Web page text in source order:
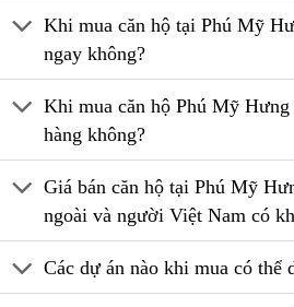
Khi mua căn hộ tại Phú Mỹ
ngay không?
Khi mua căn hộ Phú Mỹ
hàng không?
Giá bán căn hộ tại Phú Mỹ
ngoài và người Việt Nam có
Các dự án nào khi mua có thể